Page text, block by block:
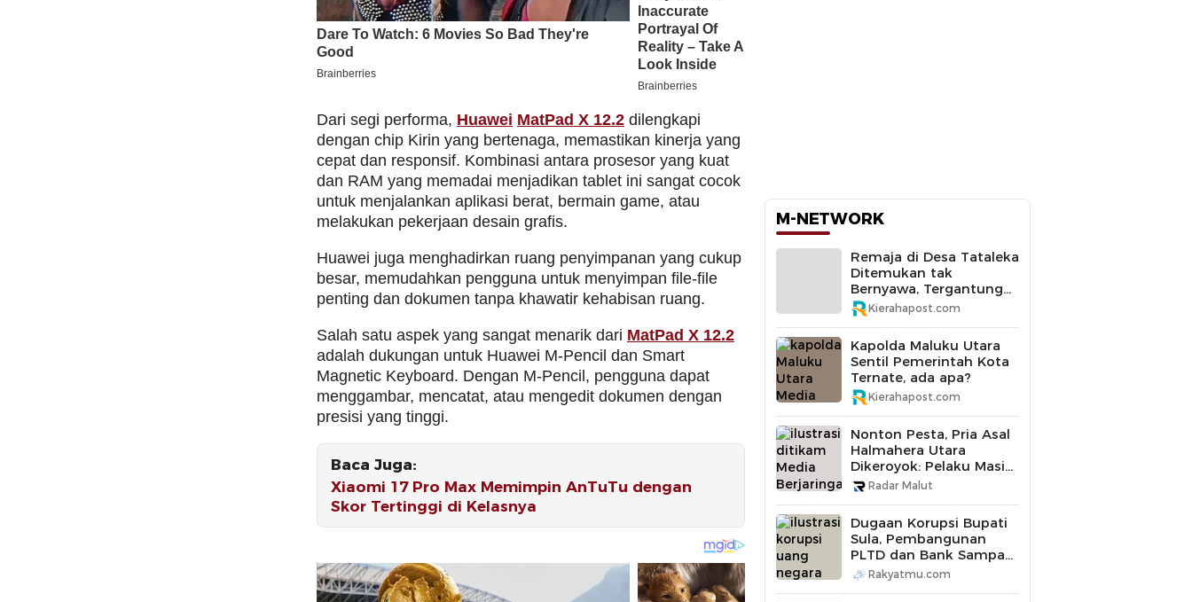
Dari segi performa, Huawei MatPad X 12.2 dilengkapi
dengan chip Kirin yang bertenaga, memastikan kinerja yang
cepat dan responsif. Kombinasi antara prosesor yang kuat
dan RAM yang memadai menjadikan tablet ini sangat cocok
untuk menjalankan aplikasi berat, bermain game, atau
melakukan pekerjaan desain grafis.
Huawei juga menghadirkan ruang penyimpanan yang cukup
besar, memudahkan pengguna untuk menyimpan file-file
penting dan dokumen tanpa khawatir kehabisan ruang.
Salah satu aspek yang sangat menarik dari MatPad X 12.2
adalah dukungan untuk Huawei M-Pencil dan Smart
Magnetic Keyboard. Dengan M-Pencil, pengguna dapat
menggambar, mencatat, atau mengedit dokumen dengan
presisi yang tinggi.
Baca Juga:
Xiaomi 17 Pro Max Memimpin AnTuTu dengan
Skor Tertinggi di Kelasnya
M-NETWORK
Remaja di Desa Tataleka
Ditemukan tak
Bernyawa, Tergantung
di Pohon Mangga
Kierahapost.com
Kapolda Maluku Utara
Sentil Pemerintah Kota
Ternate, ada apa?
Kierahapost.com
Nonton Pesta, Pria Asal
Halmahera Utara
Dikeroyok: Pelaku Masih
Buron
Radar Malut
Dugaan Korupsi Bupati
Sula, Pembangunan
PLTD dan Bank Sampah
Diperiksa
Rakyatmu.com